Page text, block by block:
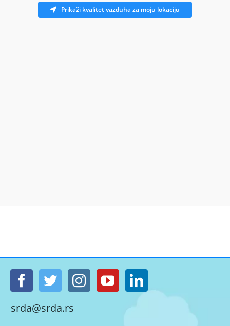
Prikaži kvalitet vazduha za moju lokaciju
srda@srda.rs